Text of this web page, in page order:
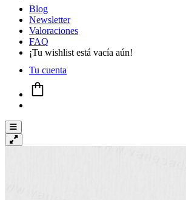
Blog
Newsletter
Valoraciones
FAQ
¡Tu wishlist está vacía aún!
Tu cuenta
Menú conmutador hamburguesa